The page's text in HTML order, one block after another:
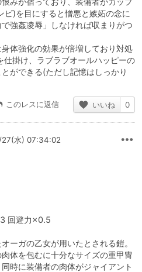
ビ)を目にすると憎悪と嫉妬の念に
強姦凌辱」しなければ収まりがつ
体強化の効果が倍増しており対処
掛け、ラブラブオールハッピーの
ができる(ただし記憶はしっかり
このレスに返信 いいね 0
水) 07:34:02
回避力×0.5
ーガの乙女が用いたとされる鎧。
体を包むに十分なサイズの重甲冑
時に装備者の肉体がジャイアント